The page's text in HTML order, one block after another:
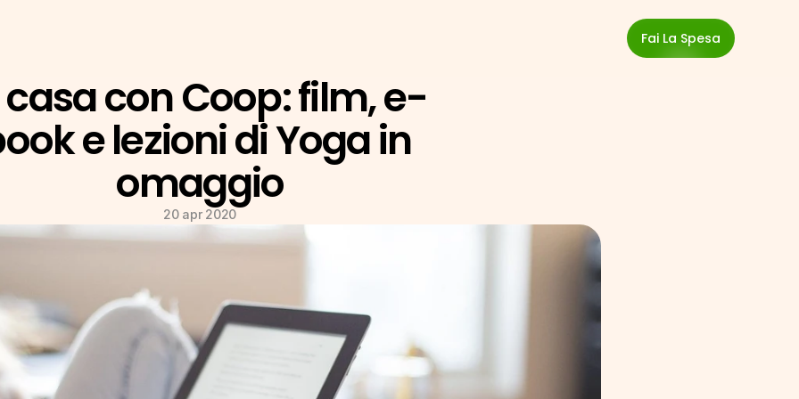
Fai La Spesa
con Coop: film, e-
e lezioni di Yoga in
omaggio
20 apr 2020